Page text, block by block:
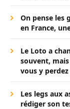
On pense les
en France,
Le Loto a
souvent,
vous y
Les legs aux
rédiger son